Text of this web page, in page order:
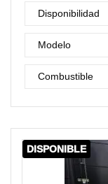
Disponibilidad
Modelo
Combustible
DISPONIBLE